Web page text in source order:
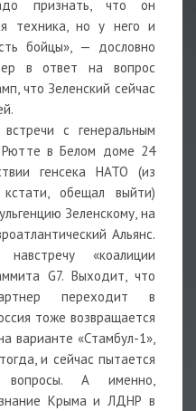
признать, что он
техника, но у него и
бойцы», — дословно
в ответ на вопрос
что Зеленский сейчас
с генеральным
в Белом доме 24
генсека НАТО (из
обещал выйти)
Зеленскому, на
Альянс.
«коалиции
G7. Выходит, что
переходит в
тоже возвращается
варианте «Стамбул-1»,
и сейчас пытается
вопросы. А именно,
Крыма и ЛДНР в